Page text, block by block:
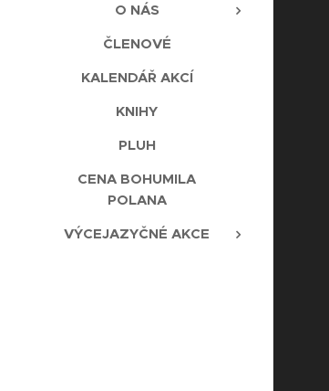
O NÁS
ČLENOVÉ
KALENDÁŘ AKCÍ
KNIHY
PLUH
CENA BOHUMILA
POLANA
VÝCEJAZYČNÉ AKCE